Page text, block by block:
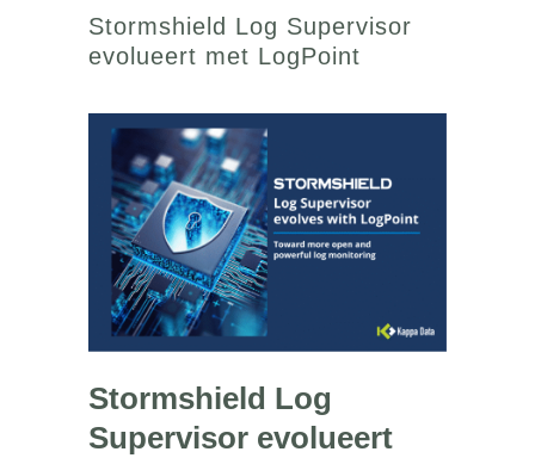
Stormshield Log Supervisor
evolueert met LogPoint
Stormshield Log
Supervisor evolueert